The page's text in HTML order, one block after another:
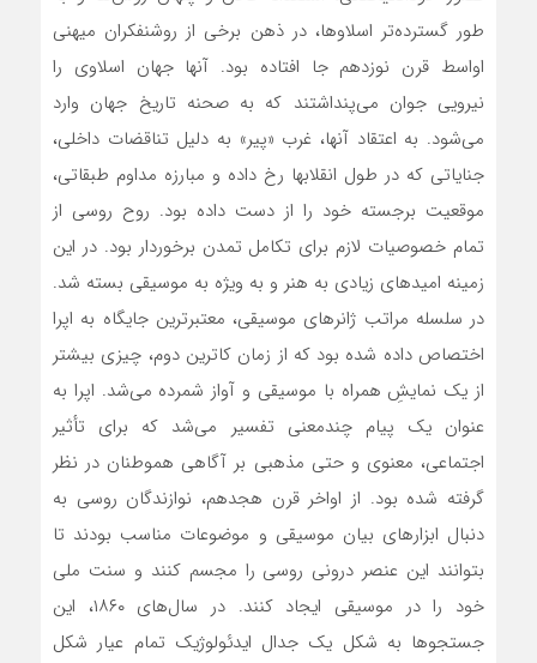
طور گسترده‌تر اسلاوها، در ذهن برخی از روشنفکران میهنی
اواسط قرن نوزدهم جا افتاده بود. آنها جهان اسلاوی را
نیرویی جوان می‌پنداشتند که به صحنه تاریخ جهان وارد
می‌شود. به اعتقاد آنها، غرب «پیر» به دلیل تناقضات داخلی،
جنایاتی که در طول انقلابها رخ داده و مبارزه مداوم طبقاتی،
موقعیت برجسته خود را از دست داده بود. روح روسی از
تمام خصوصیات لازم برای تکامل تمدن برخوردار بود. در این
زمینه امیدهای زیادی به هنر و به ویژه به موسیقی بسته شد.
در سلسله مراتب ژانرهای موسیقی، معتبرترین جایگاه به اپرا
اختصاص داده شده بود که از زمان کاترین دوم، چیزی بیشتر
از یک نمایشِ همراه با موسیقی و آواز شمرده می‌شد. اپرا به
عنوان یک پیام چندمعنی تفسیر می‌شد که برای تأثیر
اجتماعی، معنوی و حتی مذهبی بر آگاهی هموطنان در نظر
گرفته شده بود. از اواخر قرن هجدهم، نوازندگان روسی به
دنبال ابزارهای بیان موسیقی و موضوعات مناسب بودند تا
بتوانند این عنصر درونی روسی را مجسم کنند و سنت ملی
خود را در موسیقی ایجاد کنند. در سال‌های ۱۸۶۰، این
جستجوها به شکل یک جدال ایدئولوژیک تمام عیار شکل